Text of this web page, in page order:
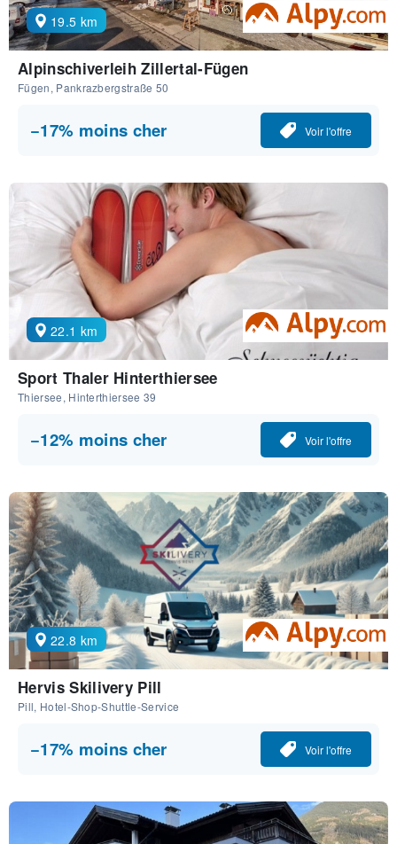
19.5 km
Alpinschiverleih Zillertal-Fügen
Fügen, Pankrazbergstraße 50
−17% moins cher Voir l'offre
22.1 km
Sport Thaler Hinterthiersee
Thiersee, Hinterthiersee 39
−12% moins cher Voir l'offre
22.8 km
Hervis Skilivery Pill
Pill, Hotel-Shop-Shuttle-Service
−17% moins cher Voir l'offre